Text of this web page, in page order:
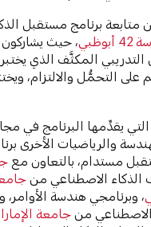
برنامج مستقبل
، حيث يشاركون
المكثَّف الذي
على التحمُّل والالتزام،
يقدِّمها البرنامج في
والرياضيات الأخرى
مستدام، بالتعاون مع
الذكاء الاصطناعي من
، وبرنامجي هندسة الأوامر،
الاصطناعي من جامعة